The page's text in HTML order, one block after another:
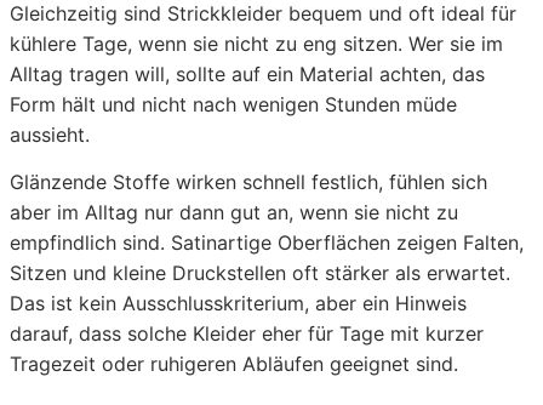
Gleichzeitig sind Strickkleider bequem und oft ideal für
kühlere Tage, wenn sie nicht zu eng sitzen. Wer sie im
Alltag tragen will, sollte auf ein Material achten, das
Form hält und nicht nach wenigen Stunden müde
aussieht.
Glänzende Stoffe wirken schnell festlich, fühlen sich
aber im Alltag nur dann gut an, wenn sie nicht zu
empfindlich sind. Satinartige Oberflächen zeigen Falten,
Sitzen und kleine Druckstellen oft stärker als erwartet.
Das ist kein Ausschlusskriterium, aber ein Hinweis
darauf, dass solche Kleider eher für Tage mit kurzer
Tragezeit oder ruhigeren Abläufen geeignet sind.